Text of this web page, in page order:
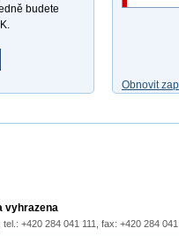
budete
Obnovit
vyhrazena
+420 284 041 111, fax: +420 284